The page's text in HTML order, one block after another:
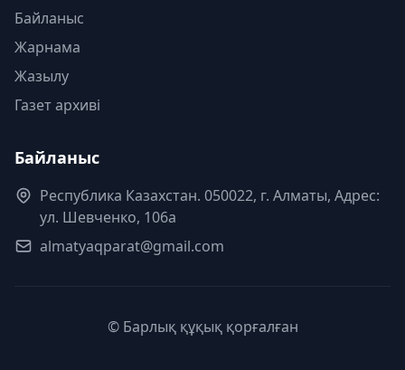
Байланыс
Жарнама
Жазылу
Газет архиві
Байланыс
Республика Казахстан. 050022, г. Алматы, Адрес:
ул. Шевченко, 106а
almatyaqparat@gmail.com
© Барлық құқық қорғалған